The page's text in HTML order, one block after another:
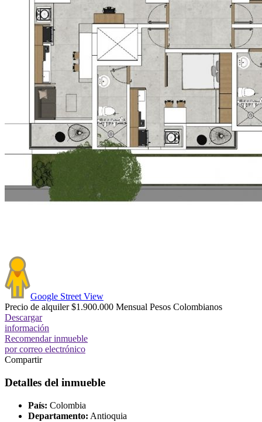
Google Street View
Precio de alquiler$1.900.000 Mensual Pesos Colombianos
Descargar
información
Recomendar inmueble
por correo electrónico
Compartir
Detalles del inmueble
País: Colombia
Departamento: Antioquia